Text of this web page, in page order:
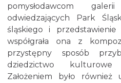
pomysłodawcom
odwiedzających Park
śląskiego i
współgrała ona z
przystępny sposób
dziedzictwo kulturowe
Założeniem było również